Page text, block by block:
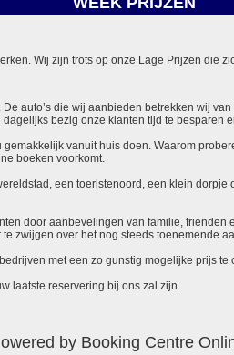
Wij zijn trots op onze Lage Prijzen die
auto’s die wij aanbieden betrekken wij
bezig onze klanten tijd te besparen
vanuit huis doen. Waarom
boeken voorkomt.
een toeristenoord, een klein
door aanbevelingen van familie,
zwijgen over het nog steeds toenemende
met een zo gunstig mogelijke prijs te
laatste reservering bij ons zal zijn.
by Booking Centre